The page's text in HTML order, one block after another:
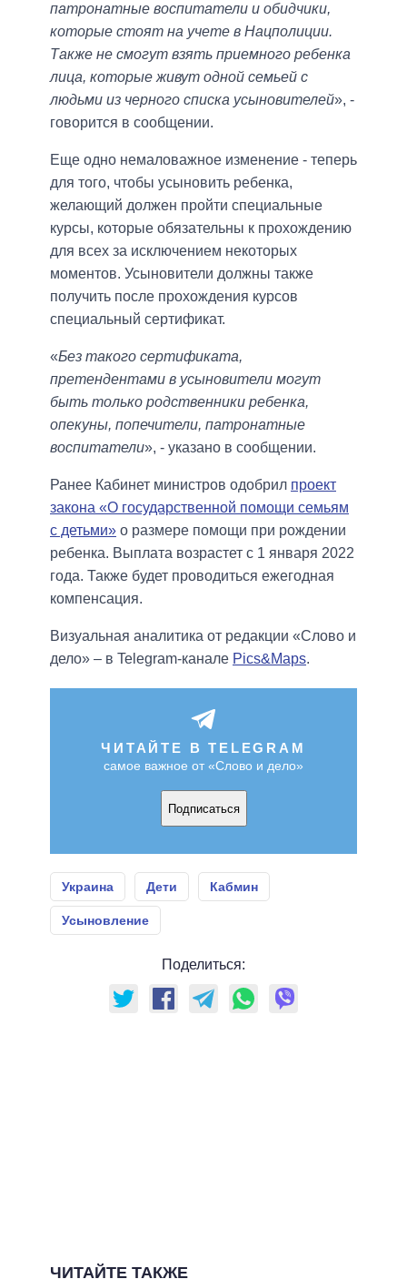
патронатные воспитатели и обидчики,
которые стоят на учете в Нацполиции.
Также не смогут взять приемного ребенка
лица, которые живут одной семьей с
людьми из черного списка усыновителей», -
говорится в сообщении.
Еще одно немаловажное изменение - теперь
для того, чтобы усыновить ребенка,
желающий должен пройти специальные
курсы, которые обязательны к прохождению
для всех за исключением некоторых
моментов. Усыновители должны также
получить после прохождения курсов
специальный сертификат.
«Без такого сертификата,
претендентами в усыновители могут
быть только родственники ребенка,
опекуны, попечители, патронатные
воспитатели», - указано в сообщении.
Ранее Кабинет министров одобрил проект
закона «О государственной помощи семьям
с детьми» о размере помощи при рождении
ребенка. Выплата возрастет с 1 января 2022
года. Также будет проводиться ежегодная
компенсация.
Визуальная аналитика от редакции «Слово и
дело» – в Telegram-канале Pics&Maps.
ЧИТАЙТЕ В TELEGRAM
самое важное от «Слово и дело»
Подписаться
Украина Дети Кабмин
Усыновление
Поделиться:
ЧИТАЙТЕ ТАКЖЕ